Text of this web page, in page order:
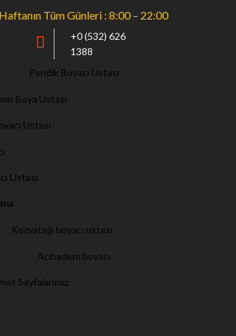
Haftanın Tüm Günleri : 8:00 – 22:00
+0 (532) 626
1388
Pendik Boyacı Ustası
Boya Ustası
Ustası
Ustası
Kozyatağı boyacı ustası
Acıbadem boyacı
Sayfalarımız